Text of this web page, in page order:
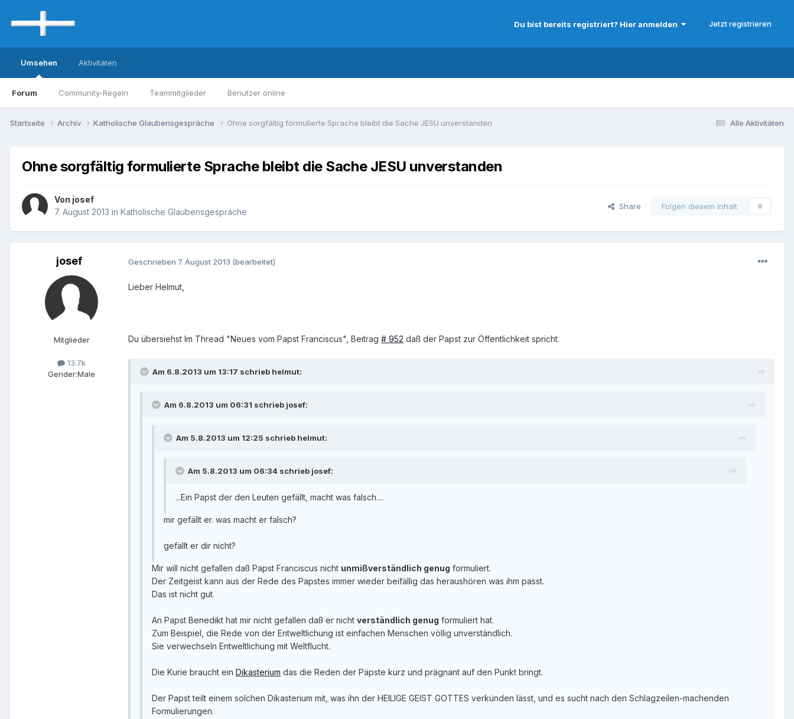
Du bist bereits registriert? Hier anmelden Jetzt registrieren
Umsehen
Forum Community-Regeln Teammitglieder Benutzer online
Aktivitäten
Alle Aktivitäten
Startseite Archiv Katholische Glaubensgespräche Ohne sorgfältig formulierte Sprache bleibt die Sache JESU unverstanden
Ohne sorgfältig formulierte Sprache bleibt die Sache JESU unverstanden
Von josef
7. August 2013 in Katholische Glaubensgespräche
Share Folgen diesem Inhalt 0
josef
Mitglieder
13.7k
Gender:Male
Geschrieben 7. August 2013 (bearbeitet)
Lieber Helmut,
Du übersiehst Im Thread "Neues vom Papst Franciscus", Beitrag # 952 daß der Papst zur Öffentlichkeit spricht.
Am 6.8.2013 um 13:17 schrieb helmut:
Am 6.8.2013 um 06:31 schrieb josef:
Am 5.8.2013 um 12:25 schrieb helmut:
Am 5.8.2013 um 06:34 schrieb josef:
...Ein Papst der den Leuten gefällt, macht was falsch....
mir gefällt er. was macht er falsch?
gefällt er dir nicht?
Mir will nicht gefallen daß Papst Franciscus nicht unmißverständlich genug formuliert.
Der Zeitgeist kann aus der Rede des Papstes immer wieder beifällig das heraushören was ihm passt.
Das ist nicht gut.
An Papst Benedikt hat mir nicht gefallen daß er nicht verständlich genug formuliert hat.
Zum Beispiel, die Rede von der Entweltlichung ist einfachen Menschen völlig unverständlich.
Sie verwechseln Entweltlichung mit Weltflucht.
Die Kurie braucht ein Dikasterium das die Reden der Päpste kurz und prägnant auf den Punkt bringt.
Der Papst teilt einem solchen Dikasterium mit, was ihn der HEILIGE GEIST GOTTES verkünden lässt, und es sucht nach den Schlagzeilen-machenden
Formulierungen.